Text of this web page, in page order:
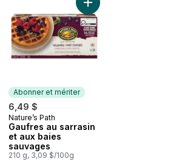
Oeuf, Saucisse et Sauce au
Ajouter Gaufres, bleuets au panier
Abonner et mériter
6,49 $
Abonner et mériter
Nature’s Path
Gaufres au sarrasin
et aux baies
sauvages
210 g, 3,09 $/100g
Ajouter Gaufres au